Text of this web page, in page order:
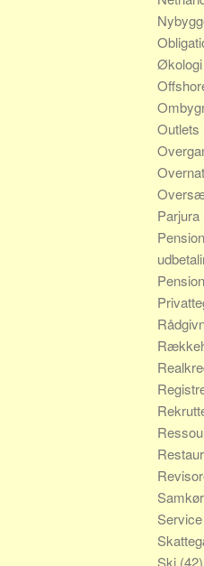
Økologi
Outlets
Parjura
Service
Ski (42)